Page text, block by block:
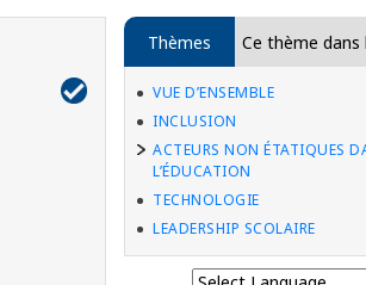
Thèmes Ce thème dans
VUE D’ENSEMBLE
INCLUSION
ACTEURS NON ÉTATIQUES
L’ÉDUCATION
TECHNOLOGIE
LEADERSHIP SCOLAIRE